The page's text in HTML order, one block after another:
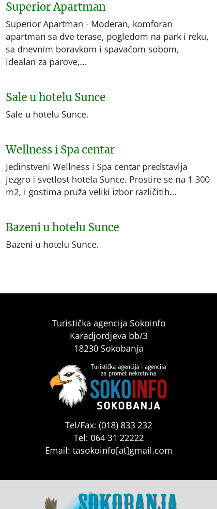
Superior Apartman
Superior Apartman - Moderan, komforan
apartman sa dve terase, pogledom na park i reku,
sa dnevnim boravkom i spavaćom sobom,
idealan za parove,...
Sale u hotelu Sunce
Sale u hotelu Sunce.
Wellness i Spa centar
Jedinstveni Wellness i Spa centar predstavlja
jezgro i svetlost hotela Sunce. Prostire se na 1 300
m2, i gostima pruža veliki izbor različitih...
Bazeni u hotelu Sunce
Bazeni u hotelu Sunce.
Turistička agencija Sokoinfo
Karadjordjeva bb/3
18230 Sokobanja
Tel/Fax: (018) 833 232
Tel: 064 31 22222
Email: tasokoinfo[at]gmail.com